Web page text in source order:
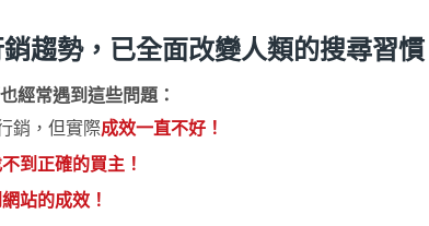
趨勢，已全面改變人類的搜尋習慣
經常遇到這些問題：
銷，但實際成效一直不好！
到正確的買主！
站的成效！